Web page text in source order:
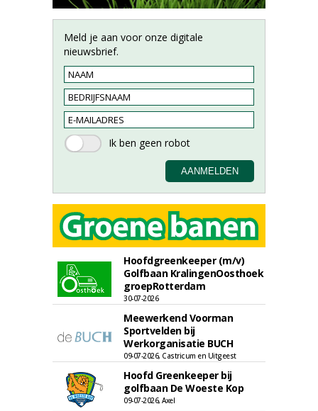
Meld je aan voor onze digitale
nieuwsbrief.
Hoofdgreenkeeper (m/v)
Golfbaan KralingenOosthoek
groepRotterdam
30-07-2026
Meewerkend Voorman
Sportvelden bij
Werkorganisatie BUCH
09-07-2026, Castricum en Uitgeest
Hoofd Greenkeeper bij
golfbaan De Woeste Kop
09-07-2026, Axel